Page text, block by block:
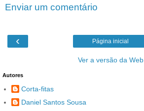
Enviar um comentário
‹ Página inicial
Ver a versão da Web
Autores
Corta-fitas
Daniel Santos Sousa